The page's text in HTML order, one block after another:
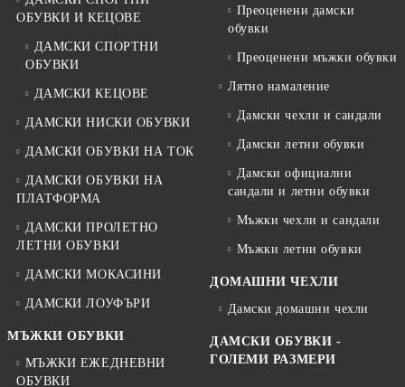
ОБУВКИ И КЕЦОВЕ
ДАМСКИ СПОРТНИ
ОБУВКИ
ДАМСКИ КЕЦОВЕ
ДАМСКИ НИСКИ ОБУВКИ
ДАМСКИ ОБУВКИ НА ТОК
ДАМСКИ ОБУВКИ НА
ПЛАТФОРМА
ДАМСКИ ПРОЛЕТНО
ЛЕТНИ ОБУВКИ
ДАМСКИ МОКАСИНИ
ДАМСКИ ЛОУФЪРИ
МЪЖКИ ОБУВКИ
МЪЖКИ ЕЖЕДНЕВНИ
ОБУВКИ
Преоценени дамски
обувки
Преоценени мъжки обувки
Лятно намаление
Дамски чехли и сандали
Дамски летни обувки
Дамски официални
сандали и летни обувки
Мъжки чехли и сандали
Мъжки летни обувки
ДОМАШНИ ЧЕХЛИ
Дамски домашни чехли
ДАМСКИ ОБУВКИ -
ГОЛЕМИ РАЗМЕРИ